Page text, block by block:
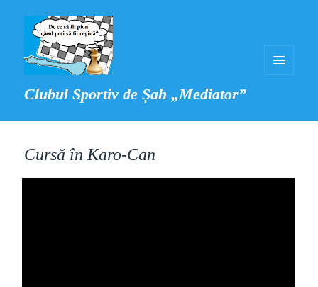
Clubul Sportiv de Șah „Mediator”
Cursă în Karo-Can